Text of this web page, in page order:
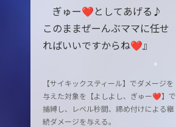
ぎゅー❤としてあげる♪
このままぜーんぶママに任せ
ればいいですからね❤』
【サイキックスティール】でダメージを
与えた対象を【よしよし、ぎゅー❤】で
捕縛し、レベル秒間、締め付けによる継
続ダメージを与える。